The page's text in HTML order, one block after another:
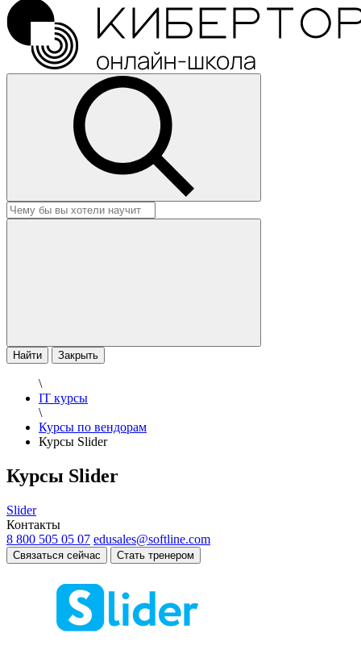
Найти Закрыть
\
IT курсы
\
Курсы по вендорам
Курсы Slider
Курсы Slider
Slider
Контакты
8 800 505 05 07 edusales@softline.com
Связаться сейчас Стать тренером